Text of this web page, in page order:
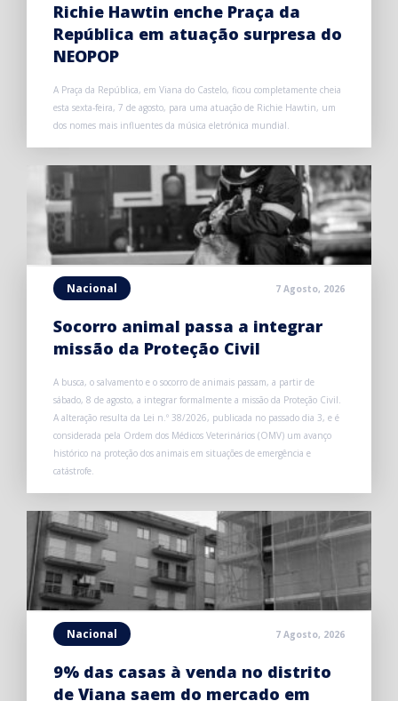
Richie Hawtin enche Praça da
República em atuação surpresa do
NEOPOP
A Praça da República, em Viana do Castelo, ficou completamente cheia
esta sexta-feira, 7 de agosto, para uma atuação de Richie Hawtin, um
dos nomes mais influentes da música eletrónica mundial.
Nacional 7 Agosto, 2026
Socorro animal passa a integrar
missão da Proteção Civil
A busca, o salvamento e o socorro de animais passam, a partir de
sábado, 8 de agosto, a integrar formalmente a missão da Proteção Civil.
A alteração resulta da Lei n.º 38/2026, publicada no passado dia 3, e é
considerada pela Ordem dos Médicos Veterinários (OMV) um avanço
histórico na proteção dos animais em situações de emergência e
catástrofe.
Nacional 7 Agosto, 2026
9% das casas à venda no distrito
de Viana saem do mercado em